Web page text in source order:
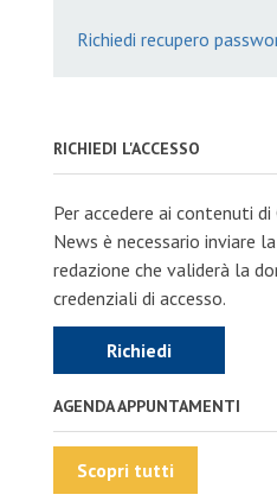
Richiedi recupero
RICHIEDI L'ACCESSO
Per accedere ai contenuti
News è necessario inviare
redazione che validerà la
credenziali di accesso.
Richiedi
AGENDA APPUNTAMENTI
Scopri tutti